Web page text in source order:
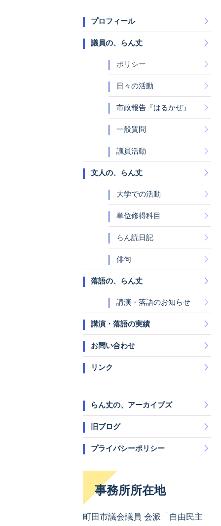
プロフィール
議員の、らん丈
ポリシー
日々の活動
市政報告『はるかぜ』
一般質問
議員活動
文人の、らん丈
大学での活動
単位修得科目
らん読日記
俳句
落語の、らん丈
講演・落語のお知らせ
講演・落語の実績
お問い合わせ
リンク
らん丈の、アーカイブズ
旧ブログ
プライバシーポリシー
事務所所在地
町田市議会議員 会派「自由民主